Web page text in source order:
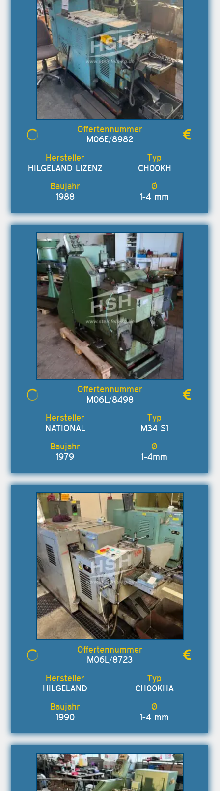
M06E/8982
HILGELAND LIZENZ CH00KH
1988 1-4 mm
M06L/8498
NATIONAL M34 S1
1979 1-4mm
M06L/8723
HILGELAND CH00KHA
1990 1-4 mm